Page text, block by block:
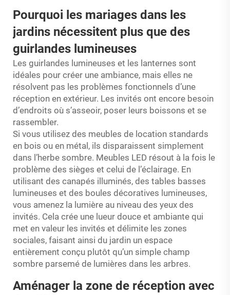
Pourquoi les mariages dans les
jardins nécessitent plus que des
guirlandes lumineuses
Les guirlandes lumineuses et les lanternes sont
idéales pour créer une ambiance, mais elles ne
résolvent pas les problèmes fonctionnels d’une
réception en extérieur. Les invités ont encore besoin
d’endroits où s’asseoir, poser leurs boissons et se
rassembler.
Si vous utilisez des meubles de location standards
en bois ou en métal, ils disparaissent simplement
dans l’herbe sombre. Meubles LED résout à la fois le
problème des sièges et celui de l’éclairage. En
utilisant des canapés illuminés, des tables basses
lumineuses et des boules décoratives lumineuses,
vous amenez la lumière au niveau des yeux des
invités. Cela crée une lueur douce et ambiante qui
met en valeur les invités et délimite les zones
sociales, faisant ainsi du jardin un espace
entièrement conçu plutôt qu’un simple champ
sombre parsemé de lumières dans les arbres.
Aménager la zone de réception avec